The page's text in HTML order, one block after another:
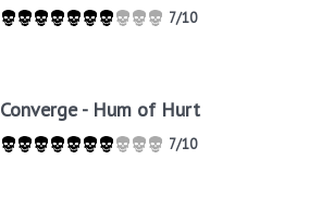
7/10
Converge - Hum of Hurt
7/10